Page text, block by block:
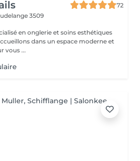
72
3509
en onglerie et soins esthétiques
vous ...